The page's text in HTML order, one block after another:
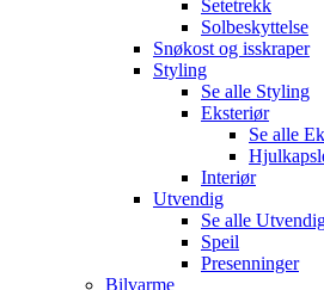
Setetrekk
Solbeskyttelse
Snøkost og isskraper
Styling
Se alle Styling
Eksteriør
Se alle
Interiør
Utvendig
Se alle
Speil
Presenninger
Bilvarme